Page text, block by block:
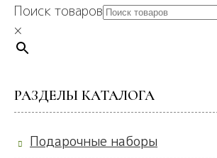
Поиск товаров
×
РАЗДЕЛЫ КАТАЛОГА
Подарочные наборы